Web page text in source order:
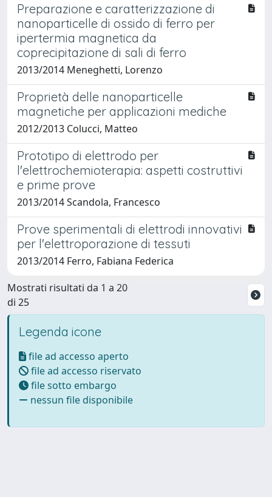
Preparazione e caratterizzazione di
nanoparticelle di ossido di ferro per
ipertermia magnetica da
coprecipitazione di sali di ferro
2013/2014 Meneghetti, Lorenzo
Proprietà delle nanoparticelle
magnetiche per applicazioni mediche
2012/2013 Colucci, Matteo
Prototipo di elettrodo per
l'elettrochemioterapia: aspetti costruttivi
e prime prove
2013/2014 Scandola, Francesco
Prove sperimentali di elettrodi innovativi
per l'elettroporazione di tessuti
2013/2014 Ferro, Fabiana Federica
Mostrati risultati da 1 a 20
di 25
Legenda icone
file ad accesso aperto
file ad accesso riservato
file sotto embargo
nessun file disponibile